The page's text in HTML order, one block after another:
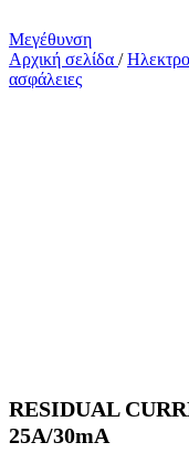
Μεγέθυνση
Αρχική σελίδα /
ασφάλειες
RESIDUAL
25A/30mA